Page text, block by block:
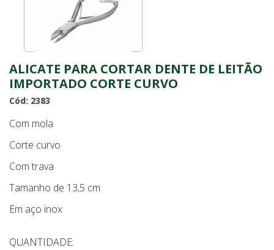
ALICATE PARA CORTAR DENTE DE LEITÃO
IMPORTADO CORTE CURVO
Cód: 2383
Com mola
Corte curvo
Com trava
Tamanho de 13,5 cm
Em aço inox
QUANTIDADE: